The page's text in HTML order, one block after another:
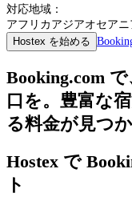
対応地域：
アフリカアジアオセアニ
Hostex を始める
Booking.com
口を。豊富な
る料金が見つ
Hostex で
ト